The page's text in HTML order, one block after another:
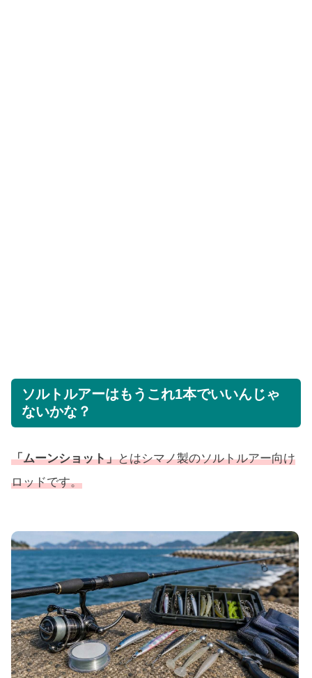
ソルトルアーはもうこれ1本でいいんじゃ
ないかな？
「ムーンショット」とはシマノ製のソルトルアー向け
ロッドです。